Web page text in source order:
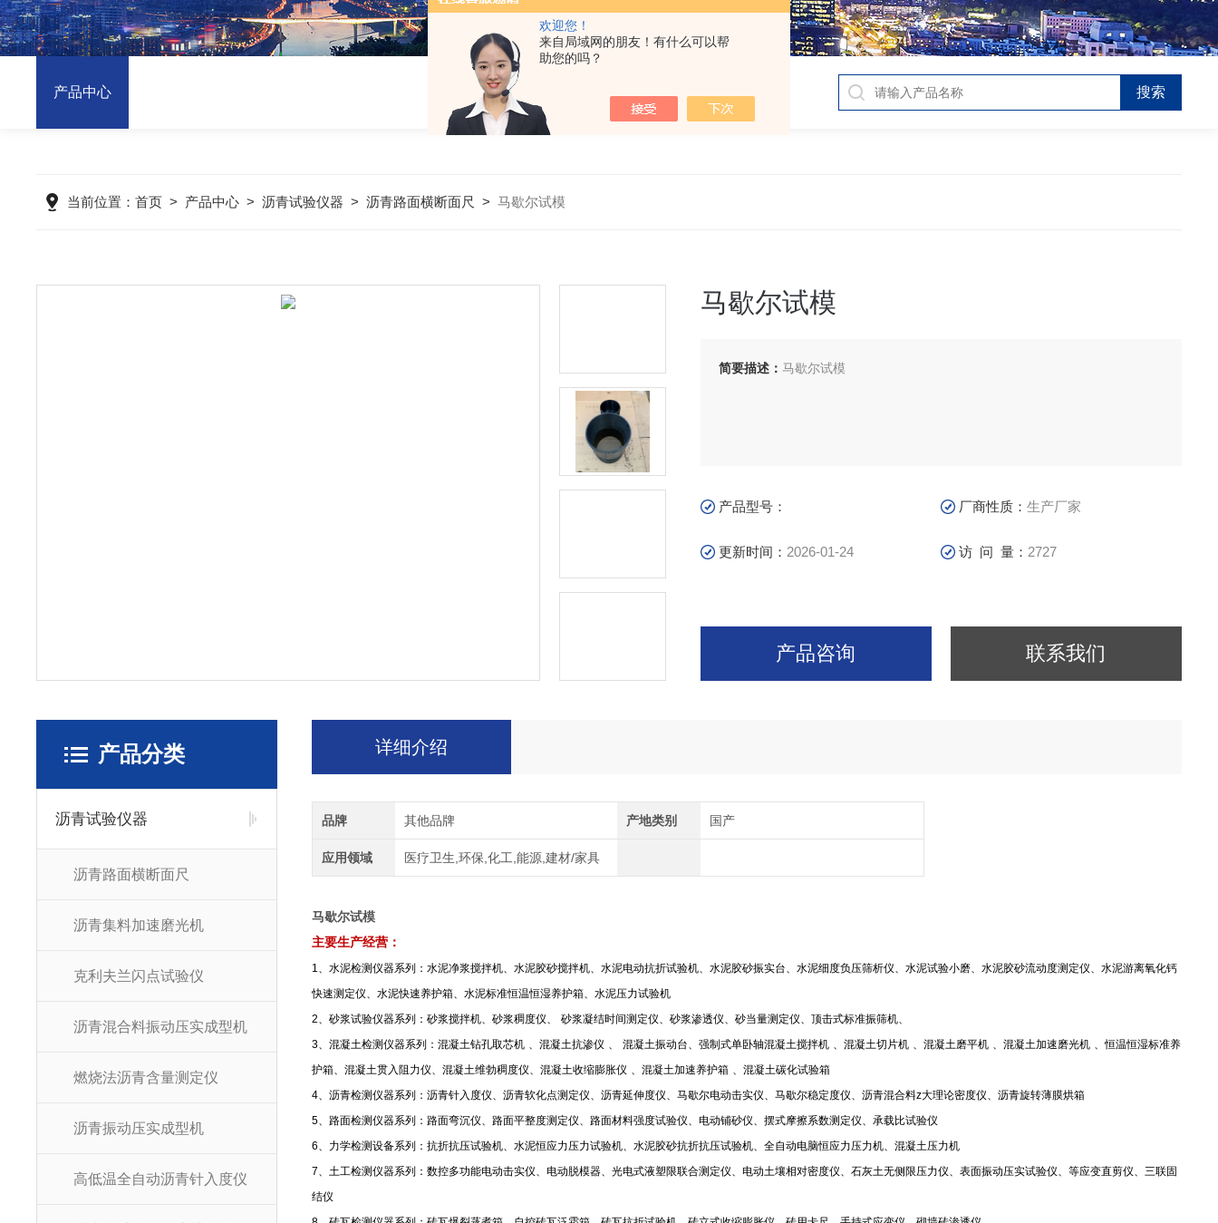
欢迎您！
来自局域网的朋友！有什么可以帮
助您的吗？
产品中心
当前位置：首页 > 产品中心 >沥青试验仪器 >沥青路面横断面尺 >马歇尔试模
马歇尔试模
简要描述：马歇尔试模
产品型号： 厂商性质：生产厂家
更新时间： 2026-01-24 访 问 量： 2727
产品咨询 联系我们
产品分类
沥青试验仪器
沥青路面横断面尺
沥青集料加速磨光机
克利夫兰闪点试验仪
沥青混合料振动压实成型机
燃烧法沥青含量测定仪
沥青振动压实成型机
高低温全自动沥青针入度仪
详细介绍
品牌 其他品牌 产地类别 国产
应用领域 医疗卫生,环保,化工,能源,建材/家具
马歇尔试模
主要生产经营：
1、水泥检测仪器系列：水泥净浆搅拌机、水泥胶砂搅拌机、水泥电动抗折试验机、水泥胶砂振实台、水泥细度负压筛析仪、水泥试验小磨、水泥胶砂流动度测定仪、水泥游离氧化钙
快速测定仪、水泥快速养护箱、水泥标准恒温恒湿养护箱、水泥压力试验机
2、砂浆试验仪器系列：砂浆搅拌机、砂浆稠度仪、
砂浆凝结时间测定仪、砂浆渗透仪、砂当量测定仪、顶击式标准振筛机、
3、混凝土检测仪器系列：混凝土钻孔取芯机 、混凝土抗渗仪 、 混凝土振动台、强制式单卧轴混凝土搅拌机 、混凝土切片机 、混凝土磨平机 、混凝土加速磨光机 、恒温恒湿标准养
护箱、混凝土贯入阻力仪、混凝土维勃稠度仪、混凝土收缩膨胀仪 、混凝土加速养护箱 、混凝土碳化试验箱
4、沥青检测仪器系列：沥青针入度仪、沥青软化点测定仪、沥青延伸度仪、马歇尔电动击实仪、马歇尔稳定度仪、沥青混合料z大理论密度仪、沥青旋转薄膜烘箱
5、路面检测仪器系列：路面弯沉仪、路面平整度测定仪、路面材料强度试验仪、电动铺砂仪、摆式摩擦系数测定仪、承载比试验仪
6、力学检测设备系列：抗折抗压试验机、水泥恒应力压力试验机、水泥胶砂抗折抗压试验机、全自动电脑恒应力压力机、混凝土压力机
7、土工检测仪器系列：数控多功能电动击实仪、电动脱模器、光电式液塑限联合测定仪、电动土壤相对密度仪、石灰土无侧限压力仪、表面振动压实试验仪、等应变直剪仪、三联固
结仪